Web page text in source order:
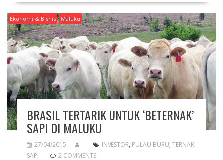
Ekonomi & Bisnis Maluku
BRASIL TERTARIK UNTUK ‘BETERNAK’
SAPI DI MALUKU
27/04/2015 INVESTOR, PULAU BURU, TERNAK
SAPI
2 COMMENTS